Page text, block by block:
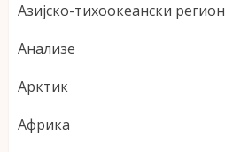
Азијско-тихоокеански регион
Анализе
Арктик
Африка